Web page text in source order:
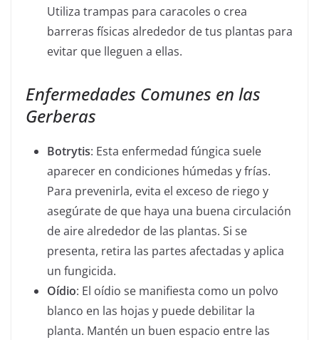
Utiliza trampas para caracoles o crea
barreras físicas alrededor de tus plantas para
evitar que lleguen a ellas.
Enfermedades Comunes en las
Gerberas
Botrytis: Esta enfermedad fúngica suele
aparecer en condiciones húmedas y frías.
Para prevenirla, evita el exceso de riego y
asegúrate de que haya una buena circulación
de aire alrededor de las plantas. Si se
presenta, retira las partes afectadas y aplica
un fungicida.
Oídio: El oídio se manifiesta como un polvo
blanco en las hojas y puede debilitar la
planta. Mantén un buen espacio entre las